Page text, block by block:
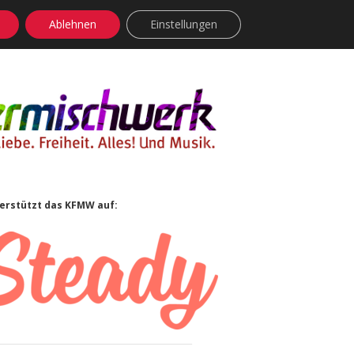
facebook
instagram
rss soundcloud
vimeoBluesky
das KFMW auf:
Ablehnen Einstellungen